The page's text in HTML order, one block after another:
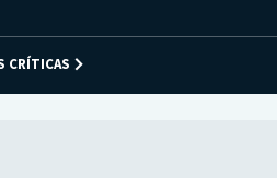
CRÍTICAS